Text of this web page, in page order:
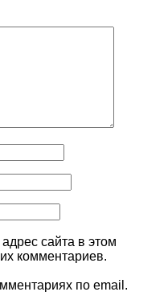
сайта в этом
комментариев.
по email.